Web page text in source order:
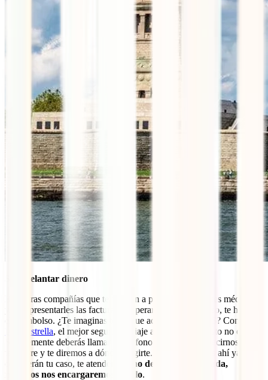
Sin adelantar dinero
Hay otras compañías que te obligan a pagar a ti los costes médicos
y, tras presentarles las facturas y esperar un largo proceso, te hacen
el reembolso. ¿Te imaginas tener que adelantar 25.000 $? Con el
IATI Estrella, el mejor seguro de viaje a Nueva York, esto no ocurre.
Simplemente deberás llamar al teléfono de asistencia, decirnos qué
te ocurre y te diremos a dónde dirigirte. Una vez llegues ahí ya
conocerán tu caso, te atenderán y
no deberás pagar nada,
nosotros nos encargaremos de ello.